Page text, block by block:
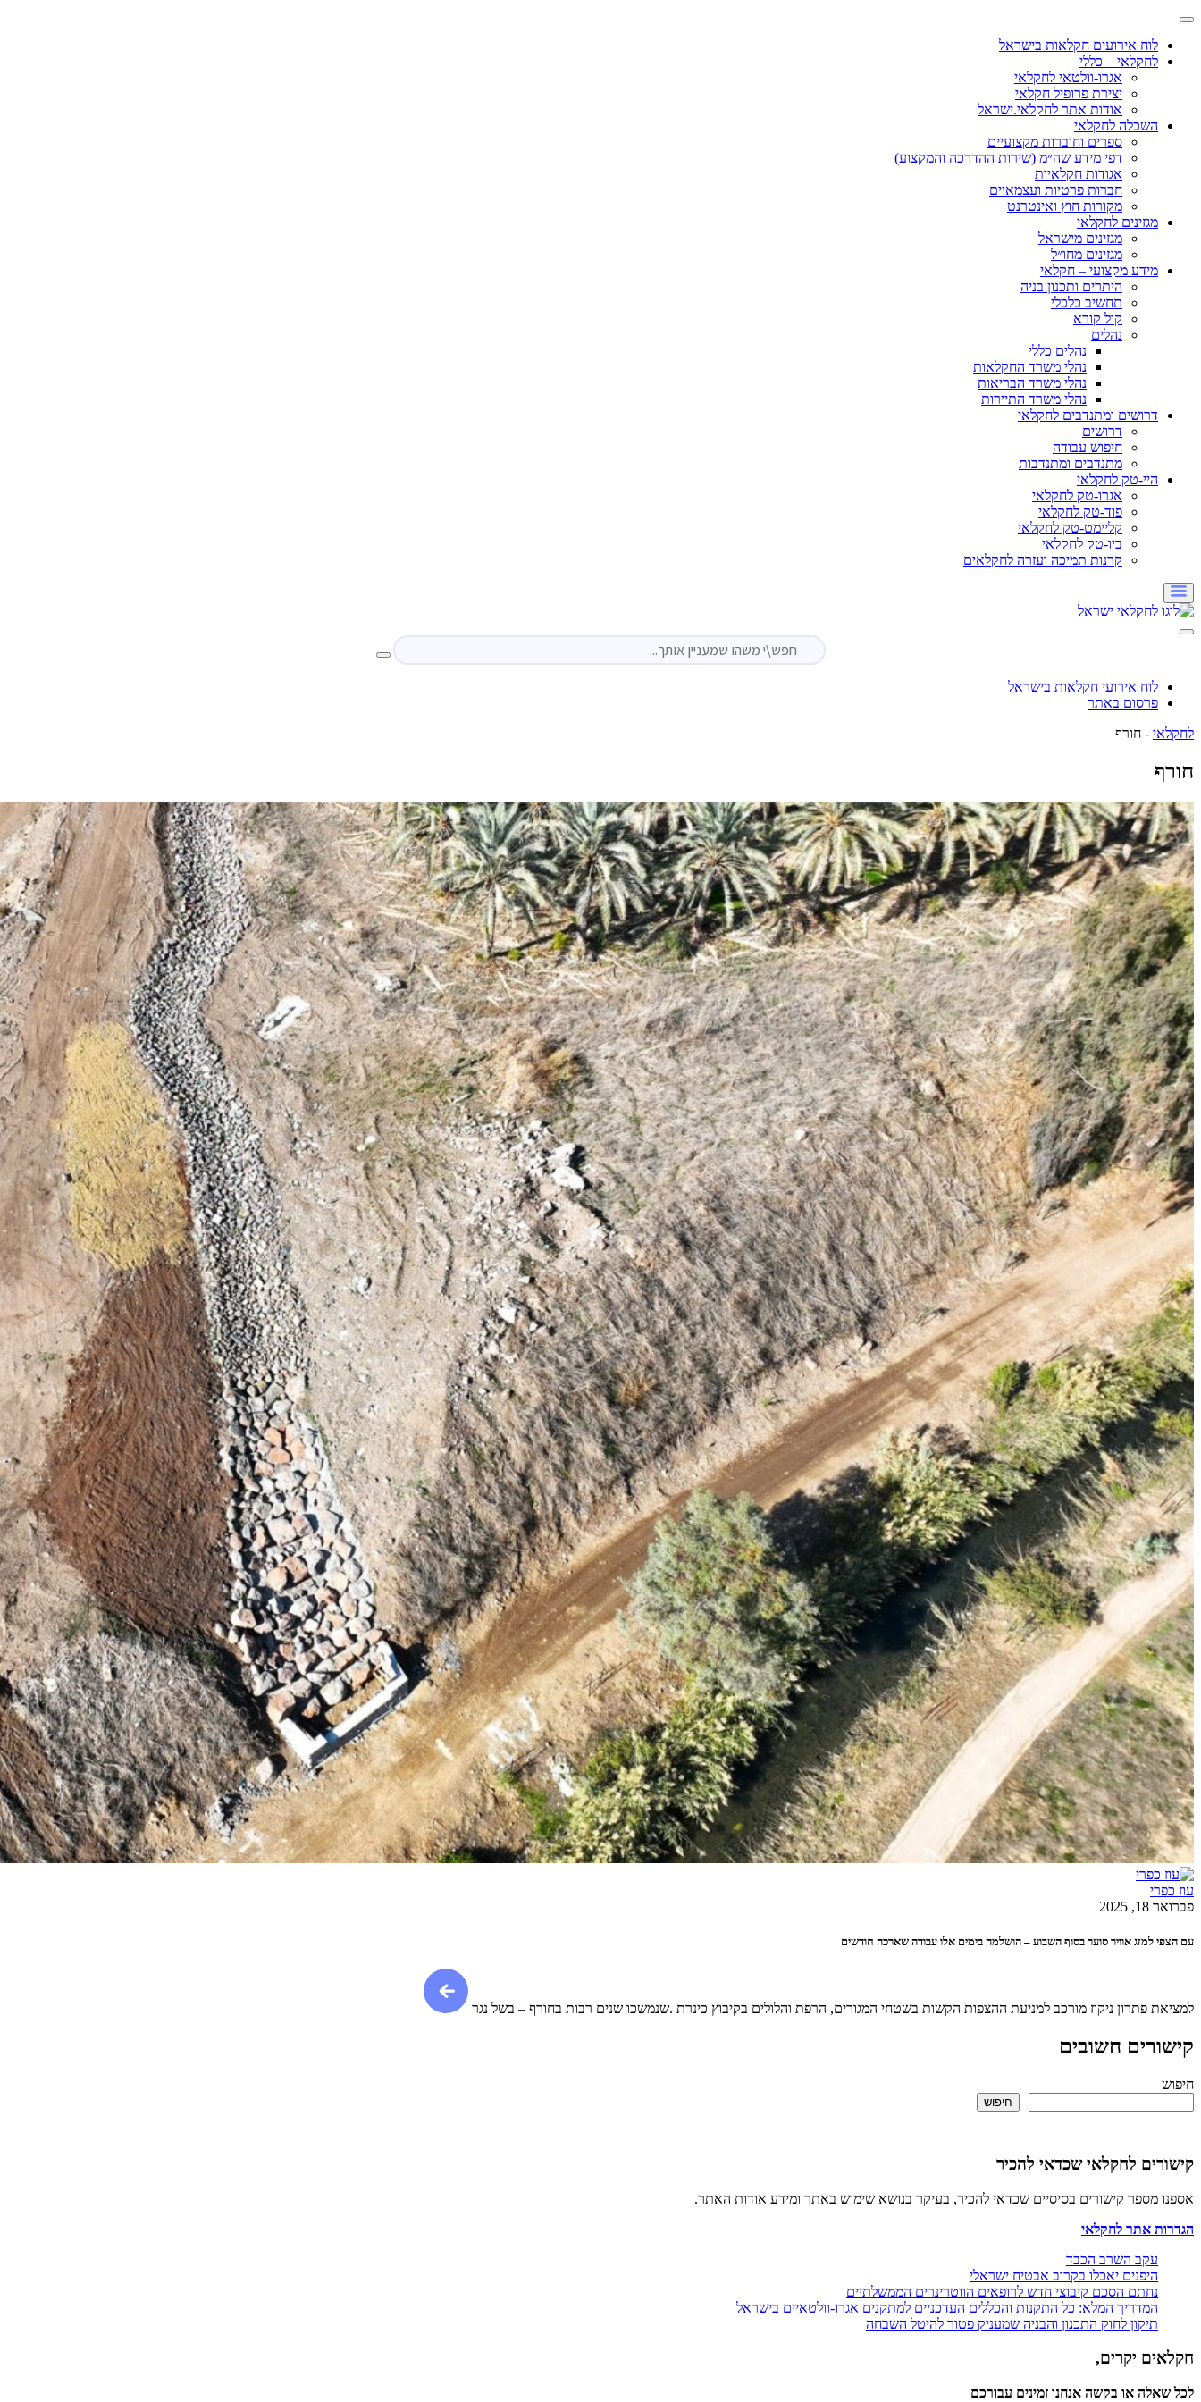
לוח אירועים חקלאות בישראל
לחקלאי – כללי
אגרו-וולטאי לחקלאי
יצירת פרופיל חקלאי
אודות אתר לחקלאי.ישראל
השכלה לחקלאי
ספרים וחוברות מקצועיים
דפי מידע שה״מ (שירות ההדרכה והמקצוע)
אגודות חקלאיות
חברות פרטיות ועצמאיים
מקורות חוץ ואינטרנט
מגזינים לחקלאי
מגזינים מישראל
מגזינים מחו״ל
מידע מקצועי – חקלאי
היתרים ותכנון בניה
תחשיב כלכלי
קול קורא
נהלים
נהלים כללי
נהלי משרד החקלאות
נהלי משרד הבריאות
נהלי משרד התיירות
דרושים ומתנדבים לחקלאי
דרושים
חיפוש עבודה
מתנדבים ומתנדבות
היי-טק לחקלאי
אגרו-טק לחקלאי
פוד-טק לחקלאי
קליימט-טק לחקלאי
ביו-טק לחקלאי
קרנות תמיכה ועזרה לחקלאים
לוח אירועי חקלאות בישראל
פרסום באתר
לחקלאי - חורף
חורף
עוז כפרי
פברואר 18, 2025
עם הצפי למזג אוויר סוער בסוף השבוע – הושלמה בימים אלו עבודה שארכה חודשים
למציאת פתרון ניקוז מורכב למניעת ההצפות הקשות בשטחי המגורים, הרפת והלולים בקיבוץ כינרת .שנמשכו שנים רבות בחורף – בשל נגר
קישורים חשובים
חיפוש
חיפוש
קישורים לחקלאי שכדאי להכיר
אספנו מספר קישורים בסיסיים שכדאי להכיר, בעיקר בנושא שימוש באתר ומידע אודות האתר.
הגדרות אתר לחקלאי
עקב השרב הכבד
היפנים יאכלו בקרוב אבטיח ישראלי
נחתם הסכם קיבוצי חדש לרופאים הווטרינרים הממשלתיים
המדריך המלא: כל התקנות והכללים העדכניים למתקנים אגרו-וולטאיים בישראל
תיקון לחוק התכנון והבניה שמעניק פטור להיטל השבחה
חקלאים יקרים,
לכל שאלה או בקשה אנחנו זמינים עבורכם